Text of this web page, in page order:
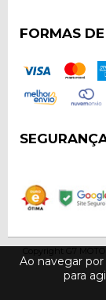
Ao navegar
para
FORMAS